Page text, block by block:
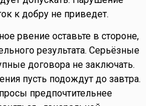
к добру не приведет.
рвение оставьте в стороне,
результата. Серьёзные
договора не заключать.
пусть подождут до завтра.
предпочтительнее